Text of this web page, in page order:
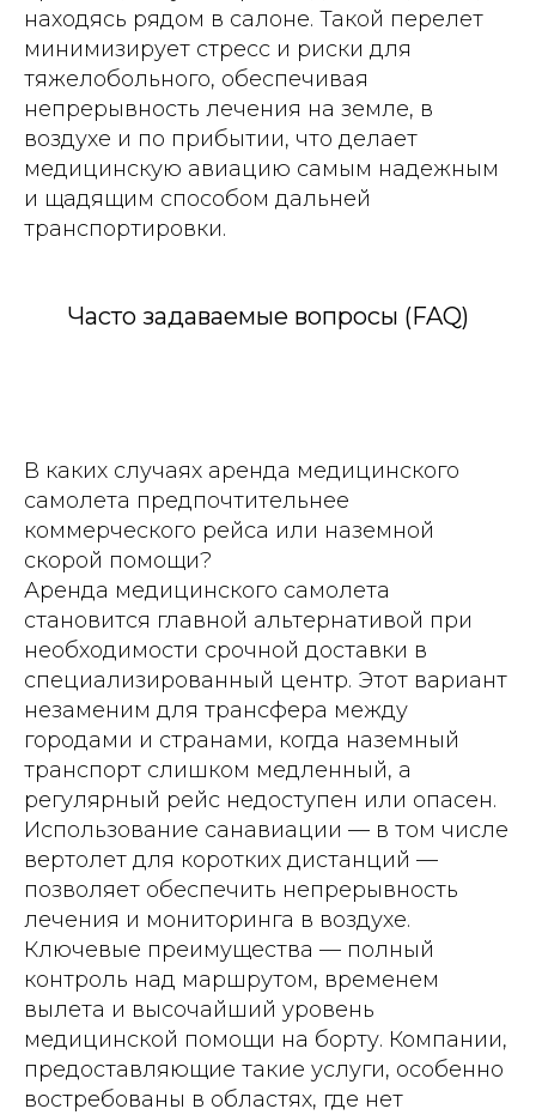
находясь рядом в салоне. Такой перелет
минимизирует стресс и риски для
тяжелобольного, обеспечивая
непрерывность лечения на земле, в
воздухе и по прибытии, что делает
медицинскую авиацию самым надежным
и щадящим способом дальней
транспортировки.
Часто задаваемые вопросы (FAQ)
В каких случаях аренда медицинского
самолета предпочтительнее
коммерческого рейса или наземной
скорой помощи?
Аренда медицинского самолета
становится главной альтернативой при
необходимости срочной доставки в
специализированный центр. Этот вариант
незаменим для трансфера между
городами и странами, когда наземный
транспорт слишком медленный, а
регулярный рейс недоступен или опасен.
Использование санавиации — в том числе
вертолет для коротких дистанций —
позволяет обеспечить непрерывность
лечения и мониторинга в воздухе.
Ключевые преимущества — полный
контроль над маршрутом, временем
вылета и высочайший уровень
медицинской помощи на борту. Компании,
предоставляющие такие услуги, особенно
востребованы в областях, где нет